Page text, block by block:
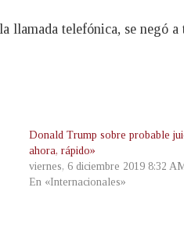
llamada telefónica, se negó
Donald Trump sobre probable
ahora, rápido»
viernes, 6 diciembre 2019 8:32
En «Internacionales»